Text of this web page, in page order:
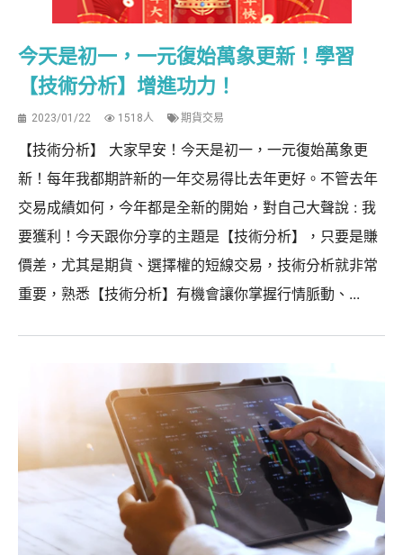
今天是初一，一元復始萬象更新！學習
【技術分析】增進功力！
2023/01/22 1518人 期貨交易
【技術分析】 大家早安！今天是初一，一元復始萬象更
新！每年我都期許新的一年交易得比去年更好。不管去年
交易成績如何，今年都是全新的開始，對自己大聲說 : 我
要獲利！今天跟你分享的主題是【技術分析】，只要是賺
價差，尤其是期貨、選擇權的短線交易，技術分析就非常
重要，熟悉【技術分析】有機會讓你掌握行情脈動、...